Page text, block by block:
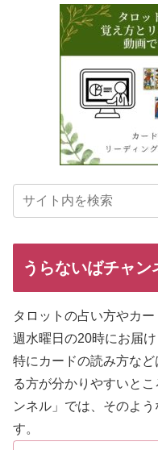
うらないばチャン
タロットの占い方やカ
週水曜日の20時にお届け
特にカードの読み方な
る方が分かりやすいと
ンネル」では、そのよ
す。